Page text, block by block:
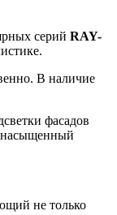
серий RAY-
В наличие
фасадов
насыщенный
не только